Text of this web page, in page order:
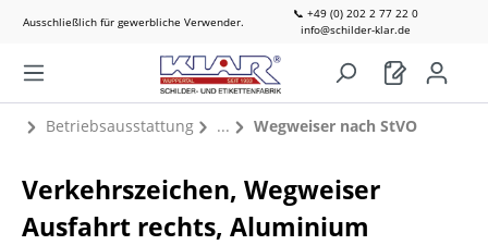
Ausschließlich für gewerbliche Verwender.
📞 +49 (0) 202 2 77 22 0
info@schilder-klar.de
Betriebsausstattung Wegweiser nach StVO
Verkehrszeichen, Wegweiser
Ausfahrt rechts, Aluminium